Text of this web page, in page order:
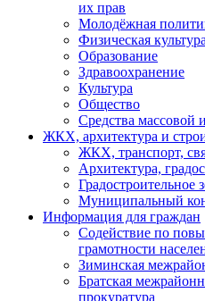
их прав
Молодёжная
Физическая
Образование
Здравоохранение
Культура
Общество
Средства массовой
ЖКХ, архитектура и
ЖКХ, транспорт,
Архитектура,
Градостроительное
Муниципальный
Информация для граждан
Содействие по
грамотности
Зиминская
Братская
прокуратура